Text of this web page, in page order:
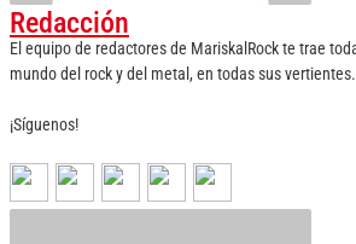
Redacción
El equipo de redactores de MariskalRock te trae
mundo del rock y del metal, en todas sus vertientes.
¡Síguenos!